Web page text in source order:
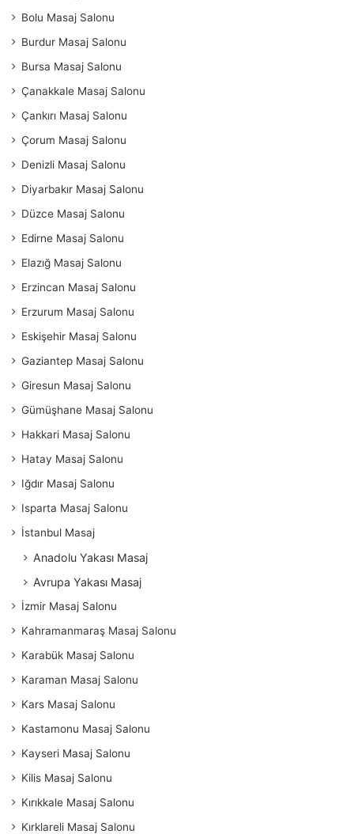
Bolu Masaj Salonu
Burdur Masaj Salonu
Bursa Masaj Salonu
Çanakkale Masaj Salonu
Çankırı Masaj Salonu
Çorum Masaj Salonu
Denizli Masaj Salonu
Diyarbakır Masaj Salonu
Düzce Masaj Salonu
Edirne Masaj Salonu
Elazığ Masaj Salonu
Erzincan Masaj Salonu
Erzurum Masaj Salonu
Eskişehir Masaj Salonu
Gaziantep Masaj Salonu
Giresun Masaj Salonu
Gümüşhane Masaj Salonu
Hakkari Masaj Salonu
Hatay Masaj Salonu
Iğdır Masaj Salonu
Isparta Masaj Salonu
İstanbul Masaj
Anadolu Yakası Masaj
Avrupa Yakası Masaj
İzmir Masaj Salonu
Kahramanmaraş Masaj Salonu
Karabük Masaj Salonu
Karaman Masaj Salonu
Kars Masaj Salonu
Kastamonu Masaj Salonu
Kayseri Masaj Salonu
Kilis Masaj Salonu
Kırıkkale Masaj Salonu
Kırklareli Masaj Salonu